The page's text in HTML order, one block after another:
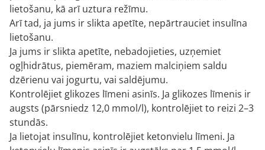
lietošanu, kā arī uztura režīmu.
Arī tad, ja jums ir slikta apetīte, nepārtrauciet insulīna
lietošanu.
Ja jums ir slikta apetīte, nebadojieties, uzņemiet
ogļhidrātus, piemēram, maziem malciņiem saldu
dzērienu vai jogurtu, vai saldējumu.
Kontrolējiet glikozes līmeni asinīs. Ja glikozes līmenis ir
augsts (pārsniedz 12,0 mmol/l), kontrolējiet to reizi 2–3
stundās.
Ja lietojat insulīnu, kontrolējiet ketonvielu līmeni. Ja